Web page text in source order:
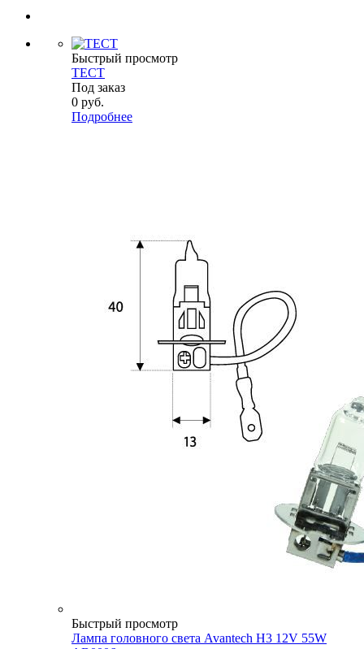
Быстрый просмотр
ТЕСТ
Под заказ
0 руб.
Подробнее
Быстрый просмотр
Лампа головного света Avantech H3 12V 55W